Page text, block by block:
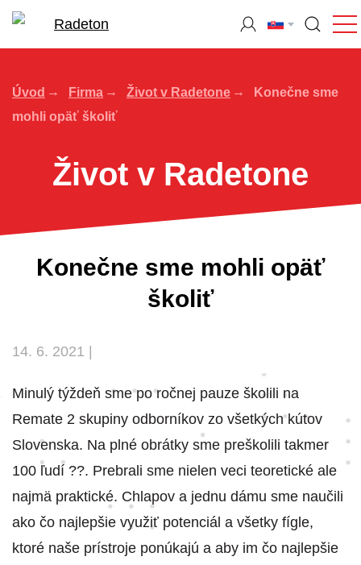
Úvod Firma Život v Radetone
Konečne sme
mohli opäť školiť
Život v Radetone
Konečne sme mohli opäť
školiť
14. 6. 2021 |
Minulý týždeň sme po ročnej pauze školili na
Remate 2 skupiny odborníkov zo všetkých kútov
Slovenska. Na plné obrátky sme preškolili takmer
100 ľudí ??. Prebrali sme nielen veci teoretické ale
najmä praktické. Chlapov a jednu dámu sme naučili
ako čo najlepšie využiť potenciál a všetky fígle,
ktoré naše prístroje ponúkajú a aby im čo najlepšie